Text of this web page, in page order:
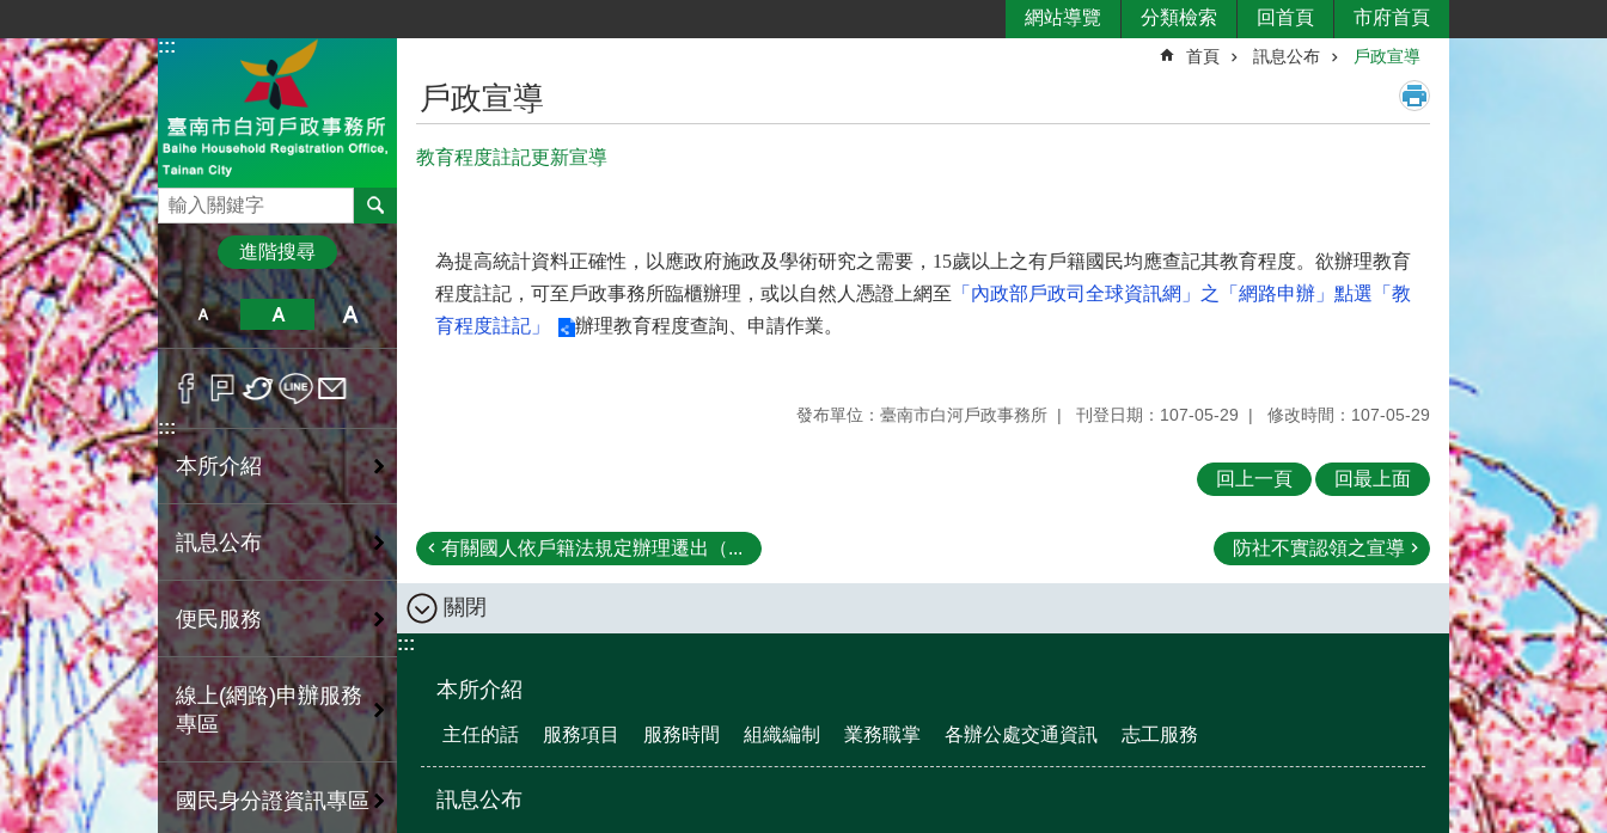
:::
網站導覽 分類檢索 回首頁 市府首頁
搜尋
進階搜尋
:::
本所介紹
訊息公布
便民服務
線上(網路)申辦服務
專區
國民身分證資訊專區
首頁 訊息公布 戶政宣導
戶政宣導
教育程度註記更新宣導
為提高統計資料正確性，以應政府施政及學術研究之需要，15歲以上之有戶籍國民均應查記其教育程度。欲辦理教育
程度註記，可至戶政事務所臨櫃辦理，或以自然人憑證上網至 「內政部戶政司全球資訊網」之「網路申辦」點選「教
育程度註記」
辦理教育程度查詢、申請作業。
發布單位：臺南市白河戶政事務所 刊登日期：107-05-29 修改時間：107-05-29
回上一頁 回最上面
有關國人依戶籍法規定辦理遷出（... 防社不實認領之宣導
關閉
:::
本所介紹
主任的話 服務項目 服務時間 組織編制 業務職掌 各辦公處交通資訊 志工服務
訊息公布